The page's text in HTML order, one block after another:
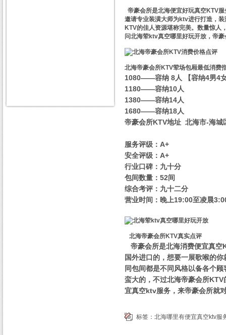
帝豪会所是北海便宜好玩真空KTV
邀请专业装潢大师为ktv进行打造，
KTV的佳人资源堪称完美。数量惊人
问北海荤ktv真空哪里好玩开放，帝
北海帝豪会所KTV荤场包厢最低消费
1080——容纳 8人 【容纳4男4
1180——容纳10人
1380——容纳14人
1680——容纳18人
帝豪会所KTV地址 北海市-海城
服务评级：A+
安全评级：A+
行业口碑：九十分
包间数量：52间
综合考评：九十二分
营业时间：晚上19:00至凌晨
北海帝豪会所KTV真实点评
帝豪会所是北海消费便宜真
国外进口的，想要一展歌喉的
同包间都是不同风格以备各个
蛮大的，不过北海帝豪会所
宜真空ktv服务，来帝豪会所就
标签： 北海哪里有便宜真空ktv服